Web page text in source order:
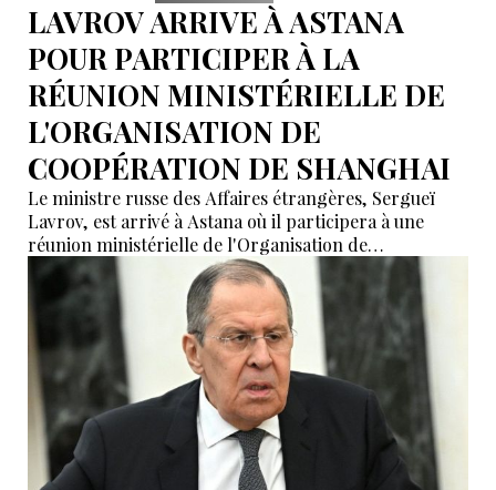
LAVROV ARRIVE À ASTANA
POUR PARTICIPER À LA
RÉUNION MINISTÉRIELLE DE
L'ORGANISATION DE
COOPÉRATION DE SHANGHAI
Le ministre russe des Affaires étrangères, Sergueï
Lavrov, est arrivé à Astana où il participera à une
réunion ministérielle de l'Organisation de
coopération de Shanghai (OCS) les 20 et 21 mai.